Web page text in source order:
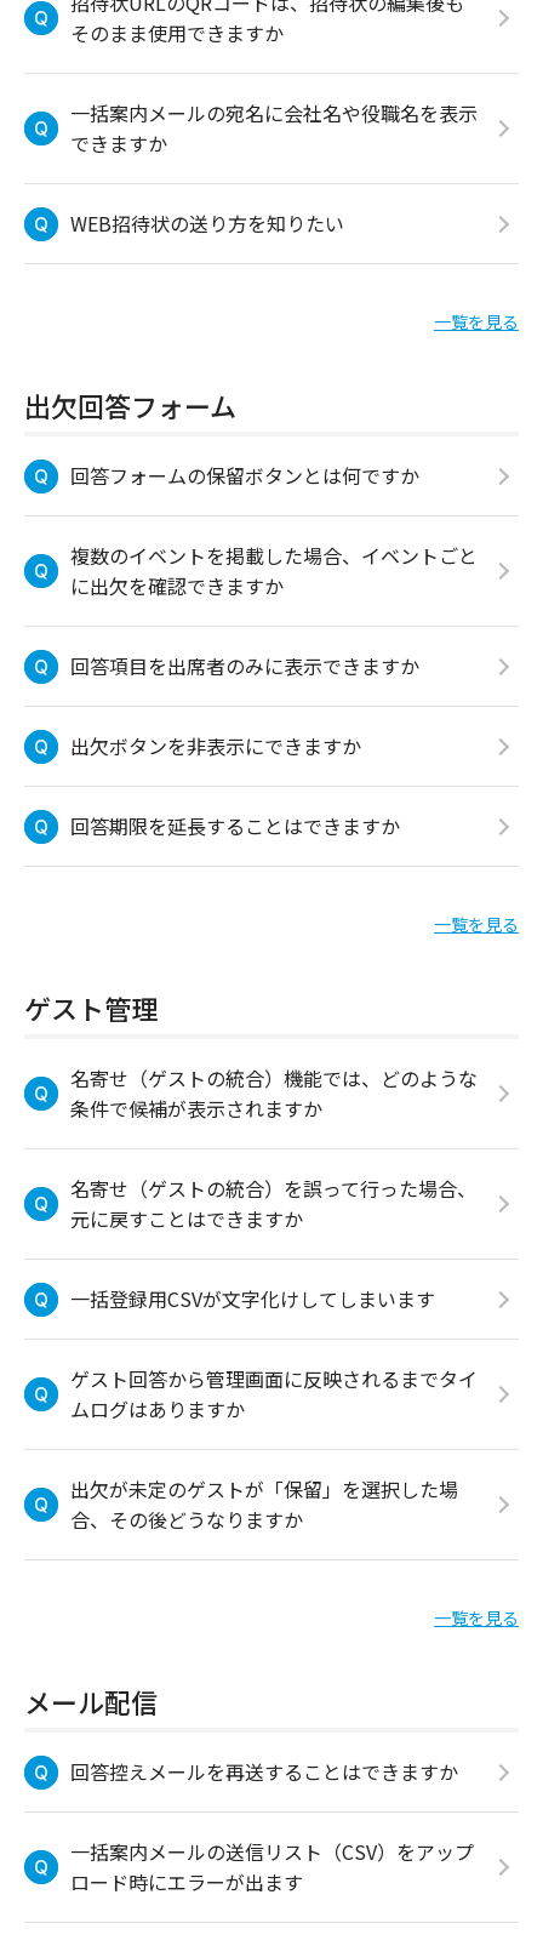
そのまま使用できますか
一括案内メールの宛名に会社名や役職名を表示
できますか
WEB招待状の送り方を知りたい
一覧を見る
出欠回答フォーム
回答フォームの保留ボタンとは何ですか
複数のイベントを掲載した場合、イベントごと
に出欠を確認できますか
回答項目を出席者のみに表示できますか
出欠ボタンを非表示にできますか
回答期限を延長することはできますか
一覧を見る
ゲスト管理
名寄せ（ゲストの統合）機能では、どのような
条件で候補が表示されますか
名寄せ（ゲストの統合）を誤って行った場合、
元に戻すことはできますか
一括登録用CSVが文字化けしてしまいます
ゲスト回答から管理画面に反映されるまでタイ
ムログはありますか
出欠が未定のゲストが「保留」を選択した場
合、その後どうなりますか
一覧を見る
メール配信
回答控えメールを再送することはできますか
一括案内メールの送信リスト（CSV）をアップ
ロード時にエラーが出ます